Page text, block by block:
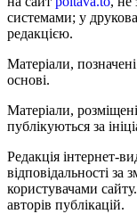
системами; у
редакцією.
Матеріали,
основі.
Матеріали,
публікуються за
Редакція інтернет-
відповідальності за
користувачами
авторів публікацій.